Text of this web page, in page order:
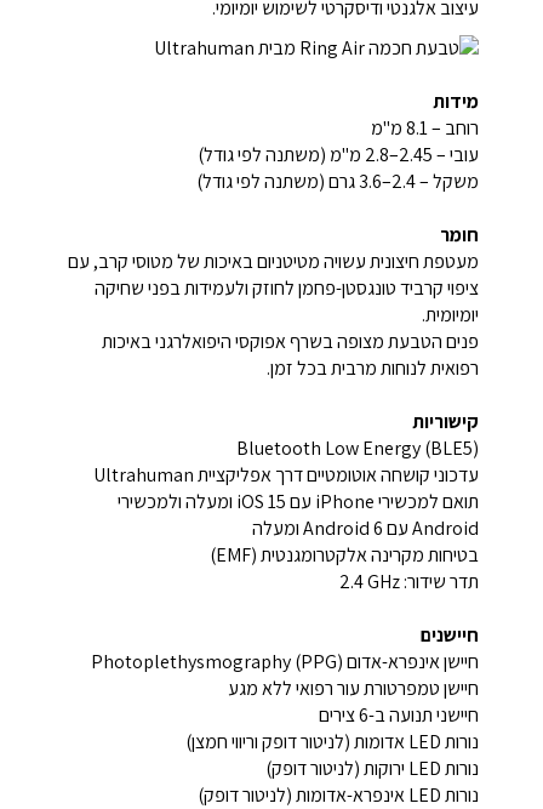
עיצוב אלגנטי ודיסקרטי לשימוש יומיומי.
מידות
רוחב – 8.1 מ"מ
עובי – 2.45–2.8 מ"מ (משתנה לפי גודל)
משקל – 2.4–3.6 גרם (משתנה לפי גודל)
חומר
מעטפת חיצונית עשויה מטיטניום באיכות של מטוסי קרב, עם
ציפוי קרביד טונגסטן-פחמן לחוזק ולעמידות בפני שחיקה
יומיומית.
פנים הטבעת מצופה בשרף אפוקסי היפואלרגני באיכות
רפואית לנוחות מרבית בכל זמן.
קישוריות
Bluetooth Low Energy (BLE5)
עדכוני קושחה אוטומטיים דרך אפליקציית Ultrahuman
תואם למכשירי iPhone עם iOS 15 ומעלה ולמכשירי
Android עם Android 6 ומעלה
בטיחות מקרינה אלקטרומגנטית (EMF)
תדר שידור: ‎2.4 GHz‎
חיישנים
חיישן אינפרא-אדום Photoplethysmography (PPG)
חיישן טמפרטורת עור רפואי ללא מגע
חיישני תנועה ב-6 צירים
נורות LED אדומות (לניטור דופק וריווי חמצן)
נורות LED ירוקות (לניטור דופק)
נורות LED אינפרא-אדומות (לניטור דופק)